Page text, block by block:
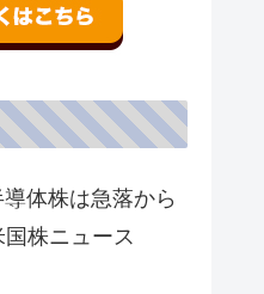
体株は急落から
株ニュース